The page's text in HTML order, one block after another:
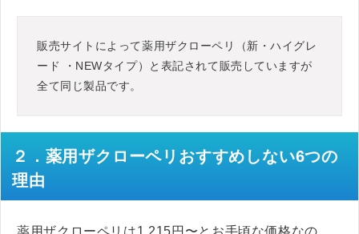
販売サイトによって薬用ザクローペリ（新・ハイグレ
ード ・NEWタイプ）と表記されて販売していますが
全て同じ製品です。
２．薬用ザクローペリおすすめしない6つの
理由
薬用ザクローペリは1,215円〜とお手頃な価格なの